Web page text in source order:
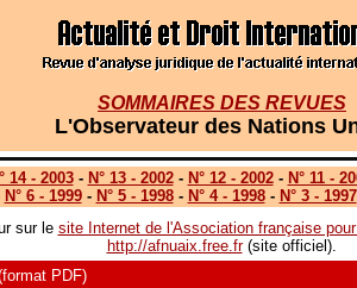
SOMMAIRES DES REVUES
L'Observateur des Nations
14 - 2003- N° 13 - 2002- N° 12 - 2002- N° 11 -
N° 6 - 1999- N° 5 - 1998- N° 4 - 1998- N° 3 - 1997
sur le site Internet de l'Association française
http://afnuaix.free.fr(site officiel).
PDF)